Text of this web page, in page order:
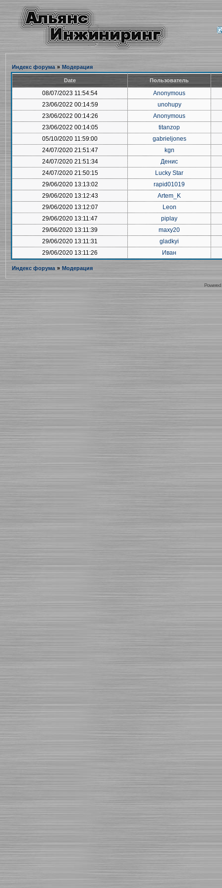
Индекс форума » Модерация
Date Пользователь
08/07/2023 11:54:54
Anonymous
23/06/2022 00:14:59
unohupy
23/06/2022 00:14:26
Anonymous
23/06/2022 00:14:05
titanzop
05/10/2020 11:59:00
gabrieljones
24/07/2020 21:51:47
kgn
24/07/2020 21:51:34
Денис
24/07/2020 21:50:15
Lucky Star
29/06/2020 13:13:02
rapid01019
29/06/2020 13:12:43
Artem_K
29/06/2020 13:12:07
Leon
29/06/2020 13:11:47
piplay
29/06/2020 13:11:39
maxy20
29/06/2020 13:11:31
gladkyi
29/06/2020 13:11:26
Иван
Индекс форума » Модерация